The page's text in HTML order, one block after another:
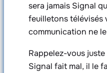
sera jamais Signal
feuilletons télévisés
communication ne
Rappelez-vous juste
Signal fait mal, il le